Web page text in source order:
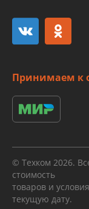
Принимаем к
© Техком 2026.
стоимость
товаров и
текущую дату.